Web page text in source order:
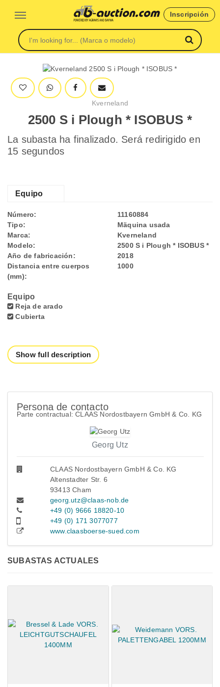
Inscripción
Kverneland
2500 S i Plough * ISOBUS *
La subasta ha finalizado. Será redirigido en
15 segundos
Equipo
Número:
11160884
Tipo:
Mäquina usada
Marca:
Kverneland
Modelo:
2500 S i Plough * ISOBUS *
Año de fabricación:
2018
Distancia entre cuerpos
(mm):
1000
Equipo
Reja de arado
Cubierta
Show full description
Persona de contacto
Parte contractual: CLAAS Nordostbayern GmbH & Co. KG
Georg Utz
CLAAS Nordostbayern GmbH & Co. KG
Altenstadter Str. 6
93413 Cham
georg.utz@claas-nob.de
+49 (0) 9666 18820-10
+49 (0) 171 3077077
www.claasboerse-sued.com
SUBASTAS ACTUALES